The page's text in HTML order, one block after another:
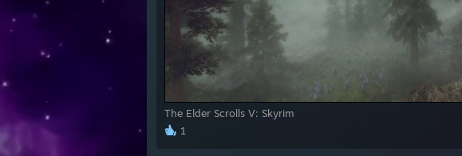
The Elder Scrolls V: Skyrim
1